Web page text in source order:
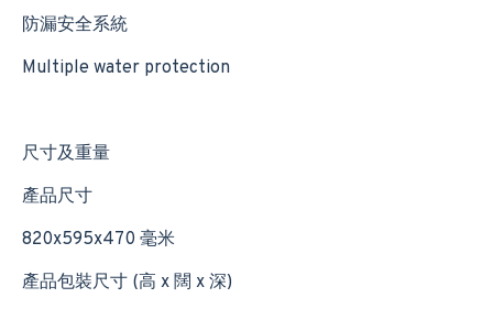
防漏安全系統
Multiple water protection
尺寸及重量
產品尺寸
820x595x470 毫米
產品包裝尺寸 (高 x 闊 x 深)